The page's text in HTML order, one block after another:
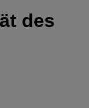
des